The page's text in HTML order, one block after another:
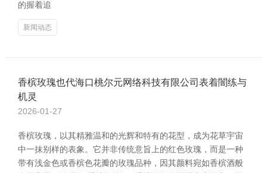
的握着追
新闻动态
香槟玫瑰也代海口桃尔元网络科技有限公司表着闇练与
机灵
2026-01-27
香槟玫瑰，以其精雅温和的光辉和特有的花型，成为花草宇宙
中一抹别样的表象。它并非传统意旨上的红色玫瑰，而是一种
带有浅金色或香槟色花瓣的玫瑰品种，因其颜料宛如香槟酒般